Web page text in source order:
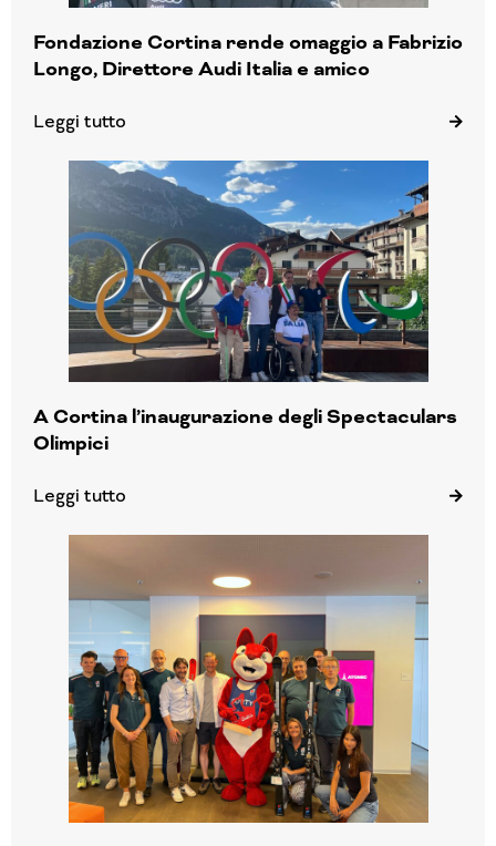
Fondazione Cortina rende omaggio a Fabrizio
Longo, Direttore Audi Italia e amico
Leggi tutto
A Cortina l’inaugurazione degli Spectaculars
Olimpici
Leggi tutto